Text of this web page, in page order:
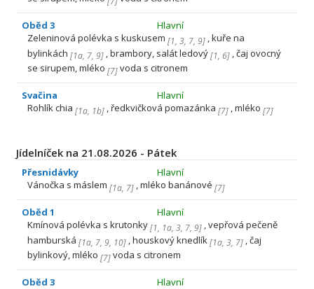
Oběd 3
Hlavní
Zeleninová polévka s kuskusem [1, 3, 7, 9] , kuře na
bylinkách [1a, 7, 9] , brambory, salát ledový[1, 6] , čaj ovocný
se sirupem, mléko [7]voda s citronem
Svačina
Hlavní
Rohlík chia [1a, 1b] , ředkvičková pomazánka [7] , mléko [7]
Jídelníček na 21.08.2026 - Pátek
Přesnidávky
Hlavní
Vánočka s máslem [1a, 7] , mléko banánové [7]
Oběd 1
Hlavní
Kmínová polévka s krutonky[1, 1a, 3, 7, 9] , vepřová pečeně
hamburská [1a, 7, 9, 10] , houskový knedlík [1a, 3, 7] , čaj
bylinkový, mléko [7]voda s citronem
Oběd 3
Hlavní